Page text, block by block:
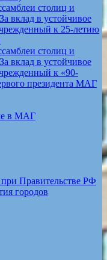
столиц и
вклад в устойчивое
к 25-летию
столиц и
вклад в устойчивое
к «90-
президента МАГ
в МАГ
Правительстве РФ
городов